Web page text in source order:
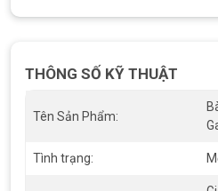
ĐỎ (CÁP NHỎ)
Bất kỳ loại bàn phím laptop nào,
dụng đều có nguy cơ bị hư hỏng,
Sau đây là 1 số vấn đề thường
Gaming Nitro 5 AN515-57 Led Đỏ
Phím kẹt hoặc không hoạt
THÔNG SỐ KỸ THUẬT
Tên Sản Phẩm:
Tình trạng: